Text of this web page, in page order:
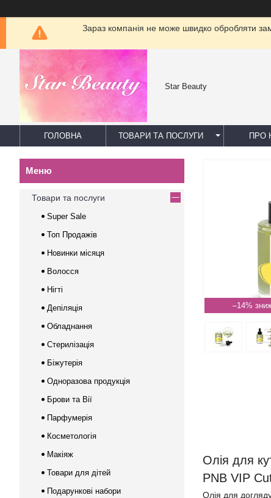
Зараз компанія не може швидко обробляти
Star Beauty
ГОЛОВНА ТОВАРИ ТА ПОСЛУГИ ПРО
–14%
Олія для
PNB VIP
Олія для
Товари та послуги
Super Sale
Топ Продажів
Новинки місяця
Волосся
Нігті
Депіляція
Обладнання
Стерилізація
Біжутерія
Одноразова продукція
Брови та Вії
Парфумерія
Косметологія
Макіяж
Товари для дітей
Подарункові набори